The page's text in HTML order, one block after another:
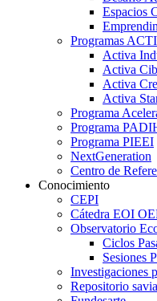
Espacios
Programas
Activa
Activa
Activa
Activa
Programa
Programa
Programa PIEEI
NextGeneration
Centro de
Conocimiento
CEPI
Cátedra EOI
Observatorio
Ciclos
Sesiones
Investigaciones
Repositorio savia